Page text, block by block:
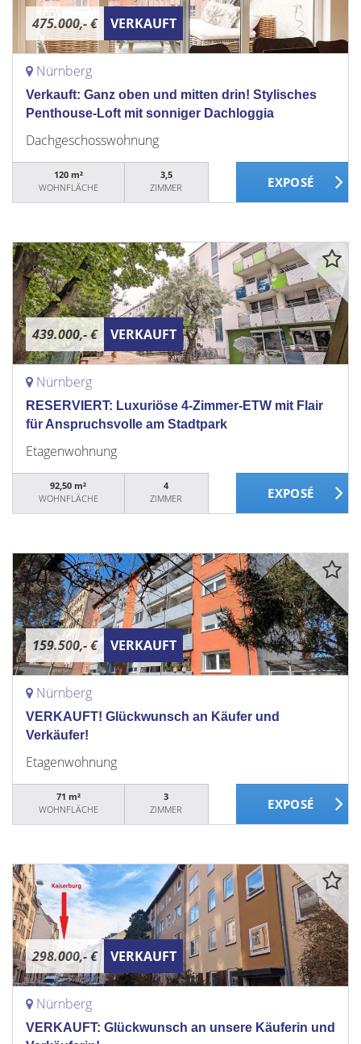
475.000,- € VERKAUFT
Nürnberg
Verkauft: Ganz oben und mitten drin! Stylisches
Penthouse-Loft mit sonniger Dachloggia
Dachgeschosswohnung
120 m²
WOHNFLÄCHE
3,5
ZIMMER
439.000,- € VERKAUFT
Nürnberg
RESERVIERT: Luxuriöse 4-Zimmer-ETW mit Flair
für Anspruchsvolle am Stadtpark
Etagenwohnung
92,50 m²
WOHNFLÄCHE
4
ZIMMER
159.500,- € VERKAUFT
Nürnberg
VERKAUFT! Glückwunsch an Käufer und
Verkäufer!
Etagenwohnung
71 m²
WOHNFLÄCHE
3
ZIMMER
298.000,- € VERKAUFT
Nürnberg
VERKAUFT: Glückwunsch an unsere Käuferin und